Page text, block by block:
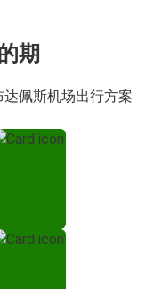
期
佩斯机场出行方案